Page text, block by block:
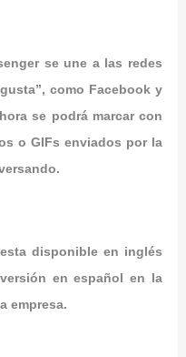
se une a las redes
como Facebook y
se podrá marcar con
o GIFs enviados por la
disponible en inglés
en español en la
empresa.